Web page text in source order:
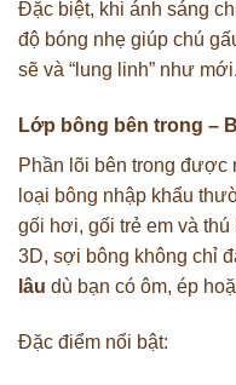
Đặc biệt, khi ánh sáng
độ bóng nhẹ giúp chú
sẽ và “lung linh” như mới.
Lớp bông bên trong –
Phần lõi bên trong được
loại bông nhập khẩu
gối hơi, gối trẻ em và
3D, sợi bông không chỉ
lâu dù bạn có ôm, ép
Đặc điểm nổi bật: